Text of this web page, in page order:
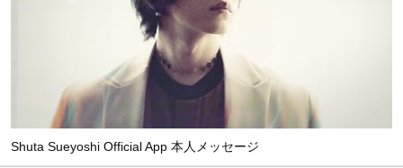
Shuta Sueyoshi Official App 本人メッセージ